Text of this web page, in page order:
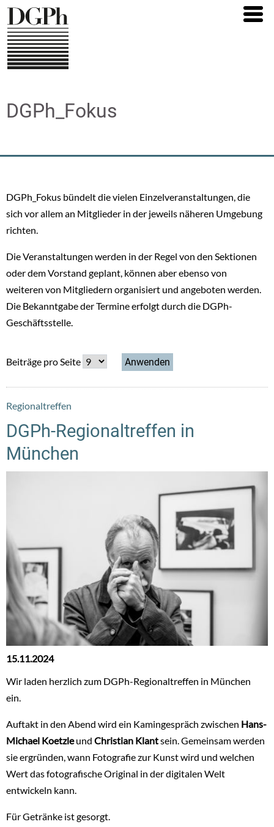
Direkt
zum
Inhalt
DGPh_Fokus
DGPh_Fokus bündelt die vielen Einzelveranstaltungen, die
sich vor allem an Mitglieder in der jeweils näheren Umgebung
richten.
Die Veranstaltungen werden in der Regel von den Sektionen
oder dem Vorstand geplant, können aber ebenso von
weiteren von Mitgliedern organisiert und angeboten werden.
Die Bekanntgabe der Termine erfolgt durch die DGPh-
Geschäftsstelle.
Beiträge pro Seite
Regionaltreffen
DGPh-Regionaltreffen in
München
15.11.2024
Wir laden herzlich zum DGPh-Regionaltreffen in München
ein.
Auftakt in den Abend wird ein Kamingespräch zwischen Hans-
Michael Koetzleund Christian Klantsein. Gemeinsam werden
sie ergründen, wann Fotografie zur Kunst wird und welchen
Wert das fotografische Original in der digitalen Welt
entwickeln kann.
Für Getränke ist gesorgt.